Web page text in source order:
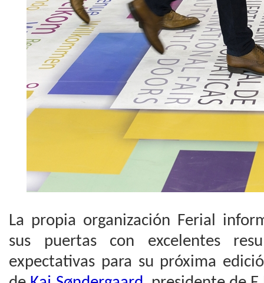
La propia organización Ferial
sus puertas con excelentes
expectativas para su próxima